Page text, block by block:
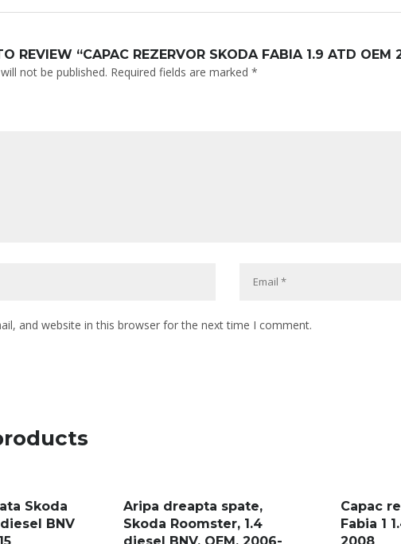
REVIEW “CAPAC REZERVOR SKODA FABIA 1.9 ATD
not be published. Required fields are marked *
and website in this browser for the next time I comment.
Skoda
BNV
Aripa dreapta spate,
Skoda Roomster, 1.4
Capac
Fabia 1